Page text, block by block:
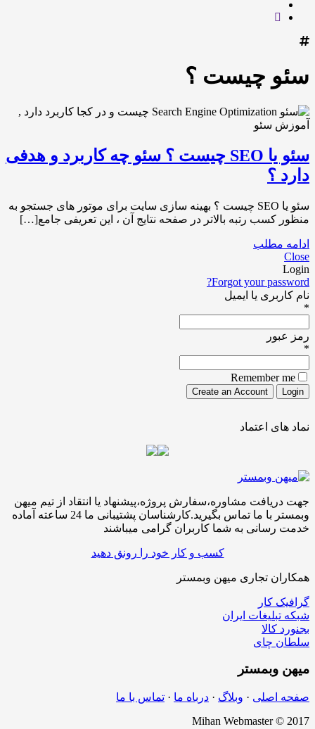
سئو چیست ؟
سئو یا SEO چیست ؟ سئو چه کاربرد و هدفی
دارد ؟
سئو یا SEO چیست ؟ بهینه سازی سایت برای موتور های جستجو به
منظور کسب رتبه بالاتر در صفحه نتایج آن ، این تعریفی جامع[…]
ادامه مطلب
Close
Login
Forgot your password?
نام کاربری یا ایمیل
*
رمز عبور
*
Remember me
نماد های اعتماد
جهت دریافت مشاوره،سفارش پروژه،پیشنهاد یا انتقاد از تیم میهن
وبمستر با ما تماس بگیرید.کارشناسان پشتیبانی ما 24 ساعته آماده
خدمت رسانی به شما کاربران گرامی میباشند
کسب و کار خود را رونق دهید
همکاران تجاری میهن وبمستر
گرافیک کار
شبکه تبلیغات ایران
بجنورد کالا
سلطان چای
میهن وبمستر
صفحه اصلی · وبلاگ · درباه ما · تماس با ما
Mihan Webmaster © 2017